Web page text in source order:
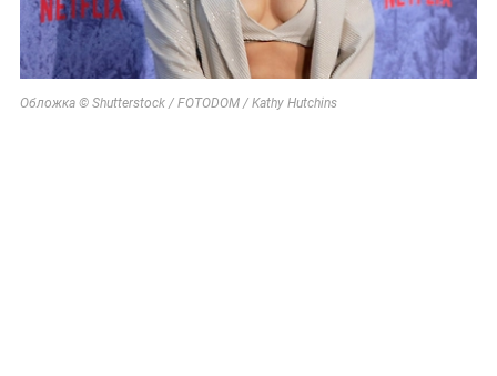
Обложка © Shutterstock / FOTODOM / Kathy Hutchins